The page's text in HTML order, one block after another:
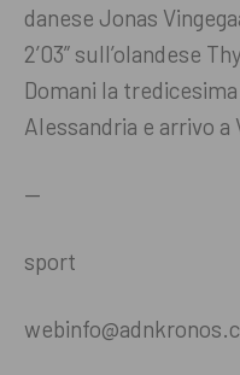
danese Jonas
2’03” sull’olandese
Domani la
Alessandria e arrivo a
—
sport